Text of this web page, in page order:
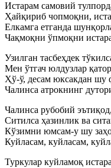
Истарам самовий
Ҳайқириб чопмоқни,
Елкамга етганда
Чақмоқни ўпмоқни
Узилган тасбеҳдек
Мен ўтгач юлдузлар
Ҳў-ў, десам юксакдан шу
Чалинса атрокнинг
Чалинса рубобий эътиқод,
Ситилса ҳазинлик ва
Кўзимни юмсам-у шу
Куйласам, куйласам,
Туркулар куйламоқ